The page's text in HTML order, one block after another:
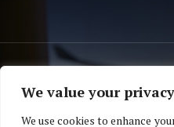
We value your privacy
We use cookies to enhance
Koko | Política de